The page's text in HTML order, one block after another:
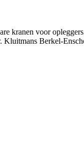
kranen voor
Berkel-